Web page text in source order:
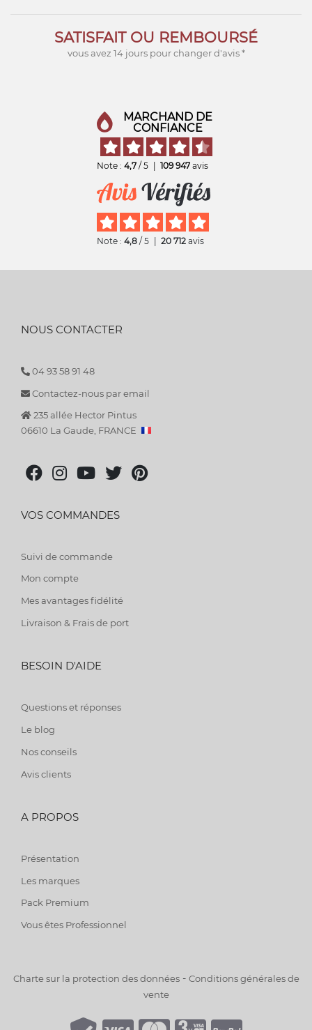
SATISFAIT OU REMBOURSÉ
vous avez 14 jours pour changer d'avis *
MARCHAND DE
CONFIANCE
Note : 4,7 / 5 109 947 avis
Note : 4,8 / 5 20 712 avis
NOUS CONTACTER
04 93 58 91 48
Contactez-nous par email
235 allée Hector Pintus
06610 La Gaude, FRANCE
VOS COMMANDES
Suivi de commande
Mon compte
Mes avantages fidélité
Livraison & Frais de port
BESOIN D'AIDE
Questions et réponses
Le blog
Nos conseils
Avis clients
A PROPOS
Présentation
Les marques
Pack Premium
Vous êtes Professionnel
Charte sur la protection des données- Conditions générales de
vente